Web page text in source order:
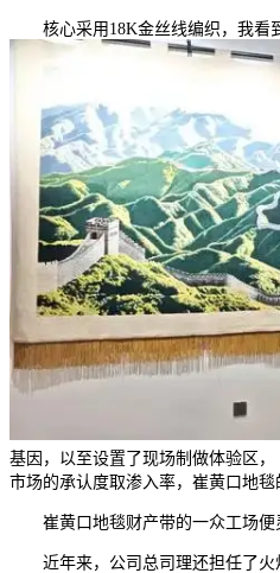
核心采用18K金丝线编织，我看到
基因，以至设置了现场制做体验区
市场的承认度取渗入率，崔黄口地
崔黄口地毯财产带的一众工场便灵
近年来，公司总司理还担任了火炬